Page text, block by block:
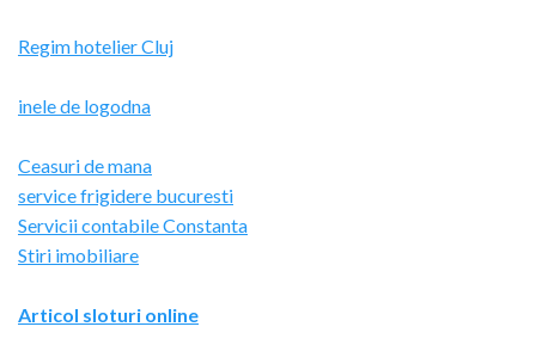
Regim hotelier Cluj
inele de logodna
Ceasuri de mana
service frigidere bucuresti
Servicii contabile Constanta
Stiri imobiliare
Articol sloturi online